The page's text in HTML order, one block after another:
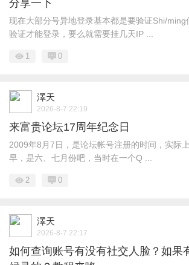
分享一下
现在大部分号异地登录基本都是要验证Shi/ming
验证才能登录，要么就需要挂几天IP ...
1 0
澤天
2026-8-7 22:19
来富贵论坛17周年纪念日
2009年8月7日，是论坛帐号注册的时间，实际
早，是六、七月份吧，当时在一个Q ...
2 0
澤天
2026-8-7 22:17
如何查询账号有没有社交人脸？如果